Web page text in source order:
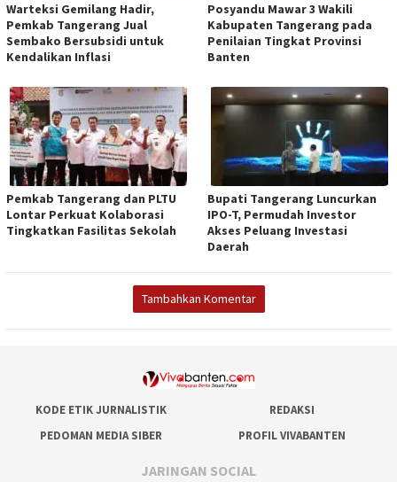
Warteksi Gemilang Hadir,
Pemkab Tangerang Jual
Sembako Bersubsidi untuk
Kendalikan Inflasi
Posyandu Mawar 3 Wakili
Kabupaten Tangerang pada
Penilaian Tingkat Provinsi
Banten
Pemkab Tangerang dan PLTU
Lontar Perkuat Kolaborasi
Tingkatkan Fasilitas Sekolah
Bupati Tangerang Luncurkan
IPO-T, Permudah Investor
Akses Peluang Investasi
Daerah
Tambahkan Komentar
KODE ETIK JURNALISTIK
REDAKSI
PEDOMAN MEDIA SIBER
PROFIL VIVABANTEN
JARINGAN SOCIAL